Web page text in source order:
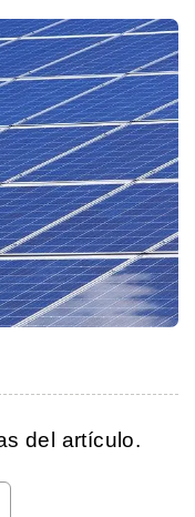
del artículo.